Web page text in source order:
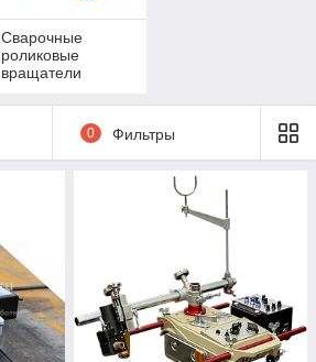
Сварочные
роликовые
вращатели
0 Фильтры